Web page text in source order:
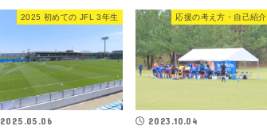
2025 初めての JFL 3年生
2025.05.06
応援の考え方・自己紹介
2023.10.04